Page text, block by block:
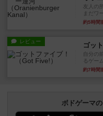
友人の
まだワ
約5時間
レビュー ゴッ
自分の
るゲー
約7時間
ボドゲーマ